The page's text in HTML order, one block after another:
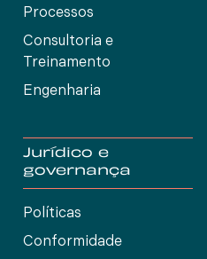
Processos
Consultoria e
Treinamento
Engenharia
Jurídico e
governança
Políticas
Conformidade